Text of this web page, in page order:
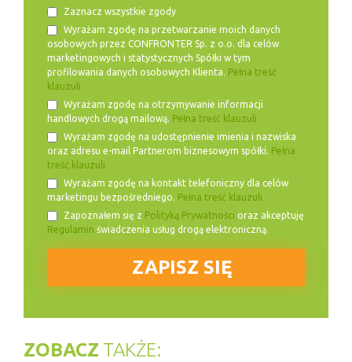
Zaznacz wszystkie zgody
Wyrażam zgodę na przetwarzanie moich danych
osobowych przez CONFRONTER Sp. z o.o. dla celów
marketingowych i statystycznych Spółki w tym
profilowania danych osobowych Klienta. Pełna treść
klauzuli
Wyrażam zgodę na otrzymywanie informacji
handlowych drogą mailową. Pełna treść klauzuli
Wyrażam zgodę na udostępnienie imienia i nazwiska
oraz adresu e-mail Partnerom biznesowym spółki. Pełna
treść klauzuli
Wyrażam zgodę na kontakt telefoniczny dla celów
marketingu bezpośredniego. Pełna treść klauzuli
Zapoznałem się z Polityką Prywatności oraz akceptuję
Regulamin świadczenia usług drogą elektroniczną.
ZOBACZ TAKŻE: